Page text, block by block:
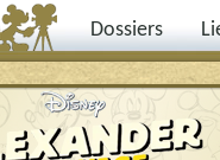
Dossiers